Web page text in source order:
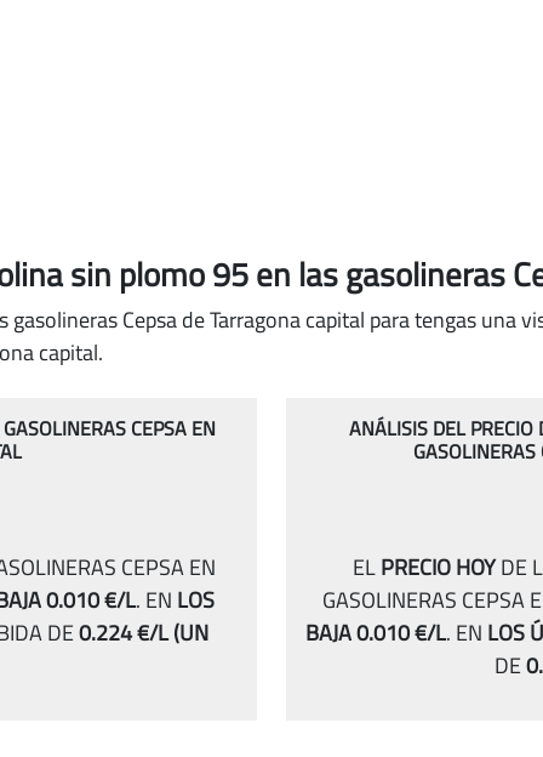
sin plomo 95en las gasolineras
Cepsa de Tarragona capital para tengas una
capital.
CEPSA EN
CEPSA EN
0.010 €/L. EN LOS
DE0.224 €/L(UN
ANÁLISIS DEL
GASOLINERAS
ELPRECIO HOYDE
GASOLINERAS CEPSA
BAJA 0.010 €/L. EN LOS
DE